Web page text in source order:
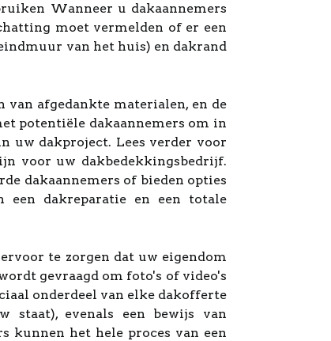
Wanneer u dakaannemers
moet vermelden of er een
van het huis) en dakrand
afgedankte materialen, en de
potentiële dakaannemers om in
uw dakproject. Lees verder voor
voor uw dakbedekkingsbedrijf.
dakaannemers of bieden opties
dakreparatie en een totale
te zorgen dat uw eigendom
gevraagd om foto's of video's
onderdeel van elke dakofferte
evenals een bewijs van
kunnen het hele proces van een